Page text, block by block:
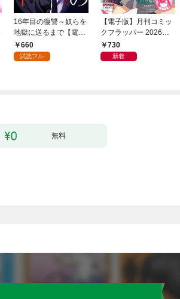
16年目の復讐～奴らを
地獄に送るまで【電子
単行本版】１
660
試読フル
【電子版】月刊コミッ
クフラッパー 2026年9
月号730
新着
無料